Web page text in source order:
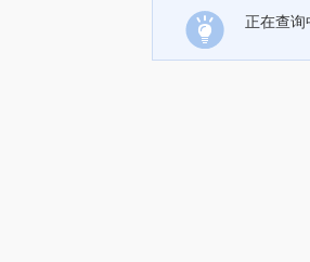
正在查询